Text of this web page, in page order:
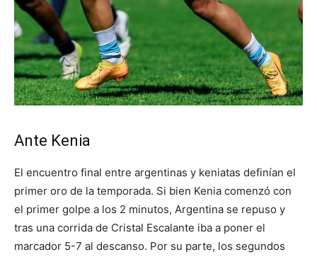
Ante Kenia
El encuentro final entre argentinas y keniatas definían el
primer oro de la temporada. Si bien Kenia comenzó con
el primer golpe a los 2 minutos, Argentina se repuso y
tras una corrida de Cristal Escalante iba a poner el
marcador 5-7 al descanso. Por su parte, los segundos